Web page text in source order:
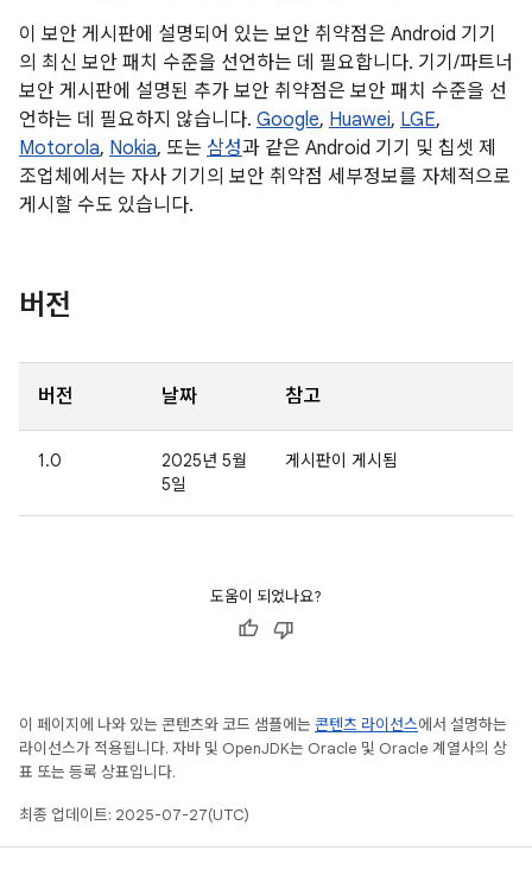
이 보안 게시판에 설명되어 있는 보안 취약점은 Android 기기
의 최신 보안 패치 수준을 선언하는 데 필요합니다. 기기/파트너
보안 게시판에 설명된 추가 보안 취약점은 보안 패치 수준을 선
언하는 데 필요하지 않습니다. Google, Huawei, LGE,
Motorola, Nokia, 또는 삼성과 같은 Android 기기 및 칩셋 제
조업체에서는 자사 기기의 보안 취약점 세부정보를 자체적으로
게시할 수도 있습니다.
버전
버전 날짜 참고
1.0
2025년 5월
5일
게시판이 게시됨
도움이 되었나요?
이 페이지에 나와 있는 콘텐츠와 코드 샘플에는 콘텐츠 라이선스에서 설명하는
라이선스가 적용됩니다. 자바 및 OpenJDK는 Oracle 및 Oracle 계열사의 상
표 또는 등록 상표입니다.
최종 업데이트: 2025-07-27(UTC)